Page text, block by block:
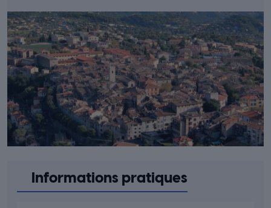
Informations pratiques